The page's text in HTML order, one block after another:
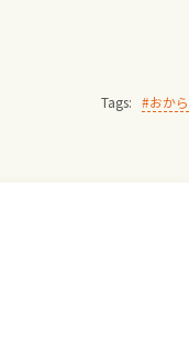
Tags:
おから